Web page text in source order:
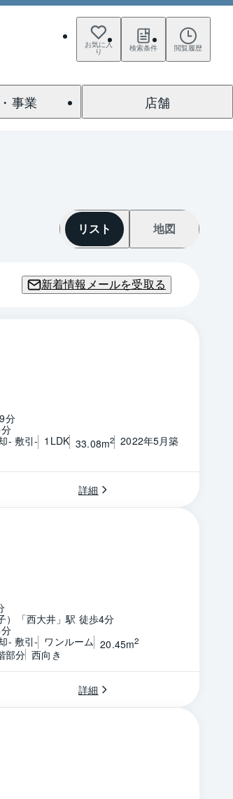
お気に入
り 検索条件 閲覧履歴
事業 店舗
リスト 地図
新着情報メールを受取る
分
- 敷引- 1LDK 33.08m2 2022年5月築
詳細
）「西大井」駅 徒歩4分
- 敷引- ワンルーム 20.45m2
部分 西向き
詳細